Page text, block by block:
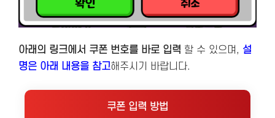
아래의 링크에서 쿠폰 번호를 바로 입력 할 수 있으며, 설
명은 아래 내용을 참고해주시기 바랍니다.
쿠폰 입력 방법